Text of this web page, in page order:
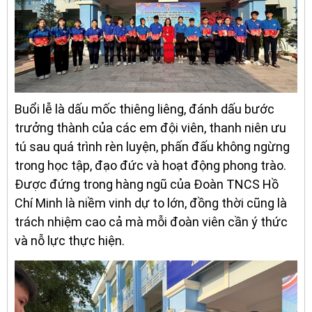
Buổi lễ là dấu mốc thiêng liêng, đánh dấu bước
trưởng thành của các em đội viên, thanh niên ưu
tú sau quá trình rèn luyện, phấn đấu không ngừng
trong học tập, đạo đức và hoạt động phong trào.
Được đứng trong hàng ngũ của Đoàn TNCS Hồ
Chí Minh là niềm vinh dự to lớn, đồng thời cũng là
trách nhiệm cao cả mà mỗi đoàn viên cần ý thức
và nỗ lực thực hiện.